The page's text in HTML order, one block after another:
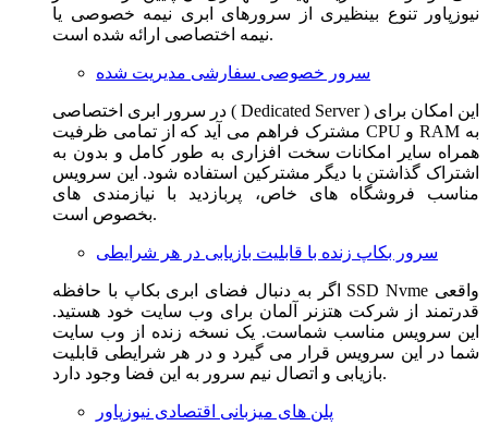
نیوزپاور تنوع بینظیری از سرورهای ابری نیمه خصوصی یا
نیمه اختصاصی ارائه شده است.
سرور خصوصی سفارشی مدیریت شده
در سرور ابری اختصاصی ( Dedicated Server ) این امکان برای
مشترک فراهم می آید که از تمامی ظرفیت CPU و RAM به
همراه سایر امکانات سخت افزاری به طور کامل و بدون به
اشتراک گذاشتن با دیگر مشترکین استفاده شود. این سرویس
مناسب فروشگاه های خاص، پربازدید با نیازمندی های
بخصوص است.
سرور بکاپ زنده با قابلیت بازیابی در هر شرایطی
اگر به دنبال فضای ابری بکاپ با حافظه SSD Nvme واقعی
قدرتمند از شرکت هتزنر آلمان برای وب سایت خود هستید.
این سرویس مناسب شماست. یک نسخه زنده از وب سایت
شما در این سرویس قرار می گیرد و در هر شرایطی قابلیت
بازیابی و اتصال نیم سرور به این فضا وجود دارد.
پلن های میزبانی اقتصادی نیوزپاور